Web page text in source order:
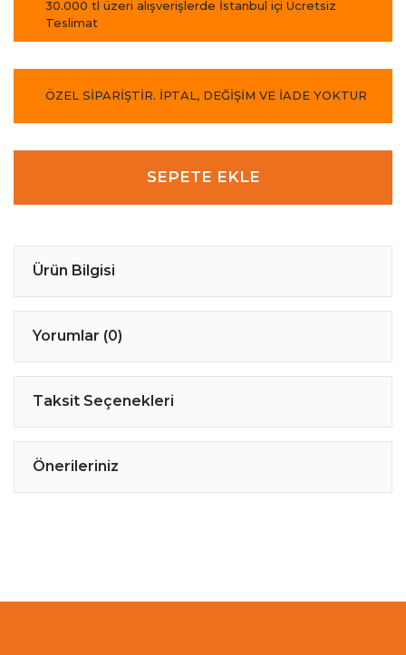
30.000 tl üzeri alışverişlerde İstanbul içi Ücretsiz
Teslimat
ÖZEL SİPARİŞTİR. İPTAL, DEĞİŞİM VE İADE YOKTUR
SEPETE EKLE
Ürün Bilgisi
Yorumlar (0)
Taksit Seçenekleri
Önerileriniz